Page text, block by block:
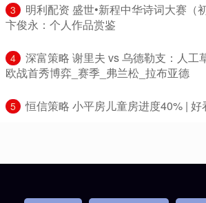
3
明利配资 盛世•新程中华诗词大赛（
卞俊永：个人作品赏鉴
4
深富策略 谢里夫 vs 乌德勒支：人工
欧战首秀博弈_赛季_弗兰松_拉布亚德
5 恒信策略 小平房儿童房进度40% |